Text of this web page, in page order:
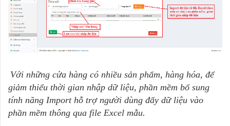
Với những cửa hàng có nhiều sản phẩm, hàng hóa, để
giảm thiểu thời gian nhập dữ liệu, phần mềm bổ sung
tính năng Import hỗ trợ người dùng đẩy dữ liệu vào
phần mềm thông qua file Excel mẫu.